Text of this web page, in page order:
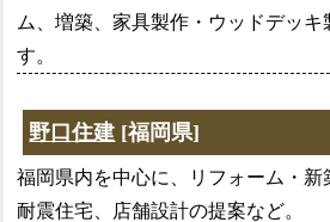
ム、増築、家具製作・ウッドデッキ
す。
野口住建 [福岡県]
福岡県内を中心に、リフォーム・新
耐震住宅、店舗設計の提案など。